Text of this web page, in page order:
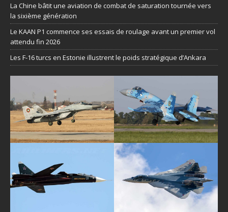
La Chine bâtit une aviation de combat de saturation tournée vers
la sixième génération
Le KAAN P1 commence ses essais de roulage avant un premier vol
attendu fin 2026
Les F-16 turcs en Estonie illustrent le poids stratégique d’Ankara